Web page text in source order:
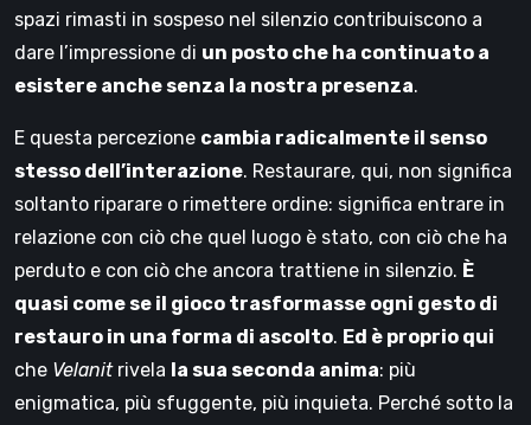
spazi rimasti in sospeso nel silenzio contribuiscono a
dare l’impressione di un posto che ha continuato a
esistere anche senza la nostra presenza.
E questa percezione cambia radicalmente il senso
stesso dell’interazione. Restaurare, qui, non significa
soltanto riparare o rimettere ordine: significa entrare in
relazione con ciò che quel luogo è stato, con ciò che ha
perduto e con ciò che ancora trattiene in silenzio. È
quasi come se il gioco trasformasse ogni gesto di
restauro in una forma di ascolto. Ed è proprio qui
che Velanitrivela la sua seconda anima: più
enigmatica, più sfuggente, più inquieta. Perché sotto la